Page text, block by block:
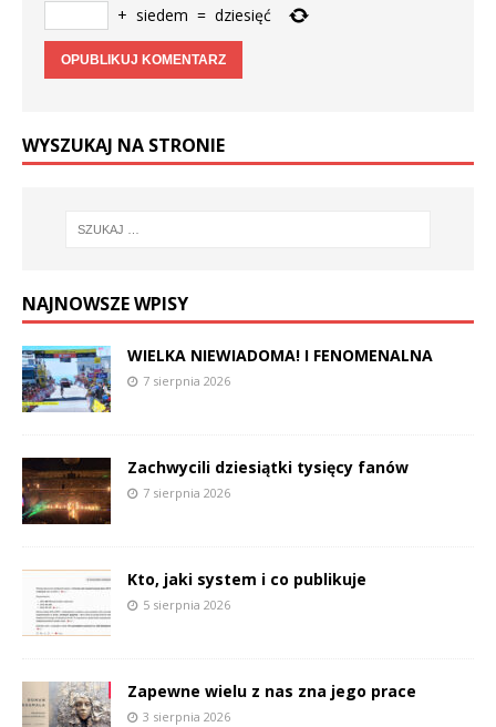
+ siedem = dziesięć
WYSZUKAJ NA STRONIE
NAJNOWSZE WPISY
WIELKA NIEWIADOMA! I FENOMENALNA
7 sierpnia 2026
Zachwycili dziesiątki tysięcy fanów
7 sierpnia 2026
Kto, jaki system i co publikuje
5 sierpnia 2026
Zapewne wielu z nas zna jego prace
3 sierpnia 2026